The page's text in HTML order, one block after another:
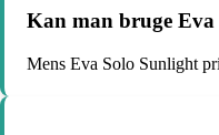
Kan man bruge
Mens Eva Solo Sunlight